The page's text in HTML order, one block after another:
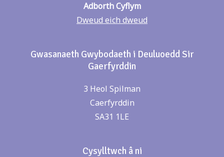
Adborth Cyflym
Dweud eich dweud
Gwasanaeth Gwybodaeth i Deuluoedd Sir
Gaerfyrddin
3 Heol Spilman
Caerfyrddin
SA31 1LE
Cysylltwch â ni